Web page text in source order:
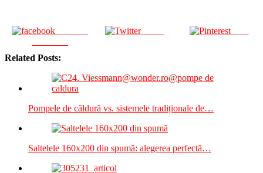
Tweet Save
Related Posts:
Pompele de căldură vs. sistemele tradiționale de…
Saltelele 160x200 din spumă: alegerea perfectă…